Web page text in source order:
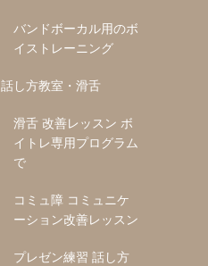
バンドボーカル用のボ
イストレーニング
話し方教室・滑舌
滑舌 改善レッスン ボ
イトレ専用プログラム
で
コミュ障 コミュニケ
ーション改善レッスン
プレゼン練習 話し方